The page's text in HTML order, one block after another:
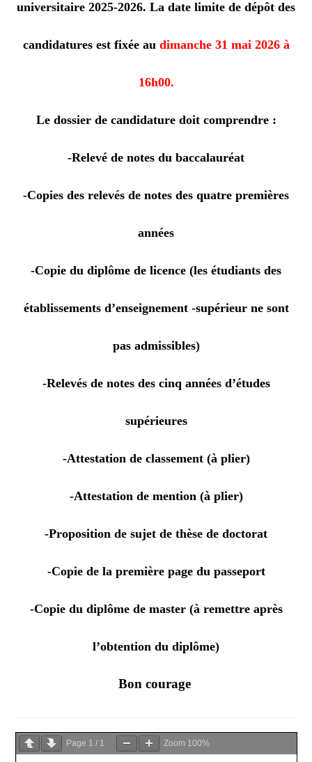
universitaire 2025-2026. La date limite de dépôt des
candidatures est fixée au dimanche 31 mai 2026 à
16h00.
Le dossier de candidature doit comprendre :
-Relevé de notes du baccalauréat
-Copies des relevés de notes des quatre premières
années
-Copie du diplôme de licence (les étudiants des
établissements d’enseignement -supérieur ne sont
pas admissibles)
-Relevés de notes des cinq années d’études
supérieures
-Attestation de classement (à plier)
-Attestation de mention (à plier)
-Proposition de sujet de thèse de doctorat
-Copie de la première page du passeport
-Copie du diplôme de master (à remettre après
l’obtention du diplôme)
Bon courage
Page 1 / 1 Zoom 100%